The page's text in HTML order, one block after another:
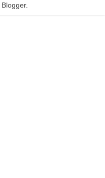
Blogger.